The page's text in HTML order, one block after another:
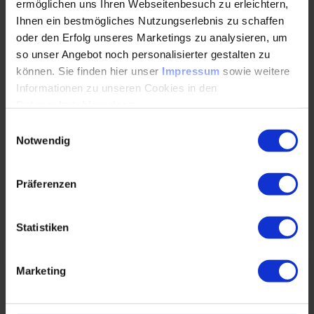
ermöglichen uns Ihren Webseitenbesuch zu erleichtern,
Ihnen ein bestmögliches Nutzungserlebnis zu schaffen
oder den Erfolg unseres Marketings zu analysieren, um
so unser Angebot noch personalisierter gestalten zu
können. Sie finden hier unser Impressum sowie weitere
Informationen zu unseren Cookies in den
Notwendig
Präferenzen
Statistiken
Marketing
Grundlagen des Innovationsmanagements
Im Seminar lernen Sie, durch die Vermittlung
wirksamer Methoden & Grundlagen aus dem
Bereich Innovationsmanagement, Ideen zu
produzieren.
Auch Inhouse buchbar